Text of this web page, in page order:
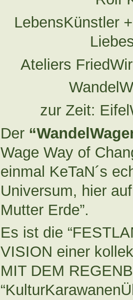
LebensKünstler
Ateliers
zur Zeit:
Der
Wage Way of
einmal KeTaN´s
Universum, hier
Mutter Erde”.
Es ist die
VISION einer
MIT DEM